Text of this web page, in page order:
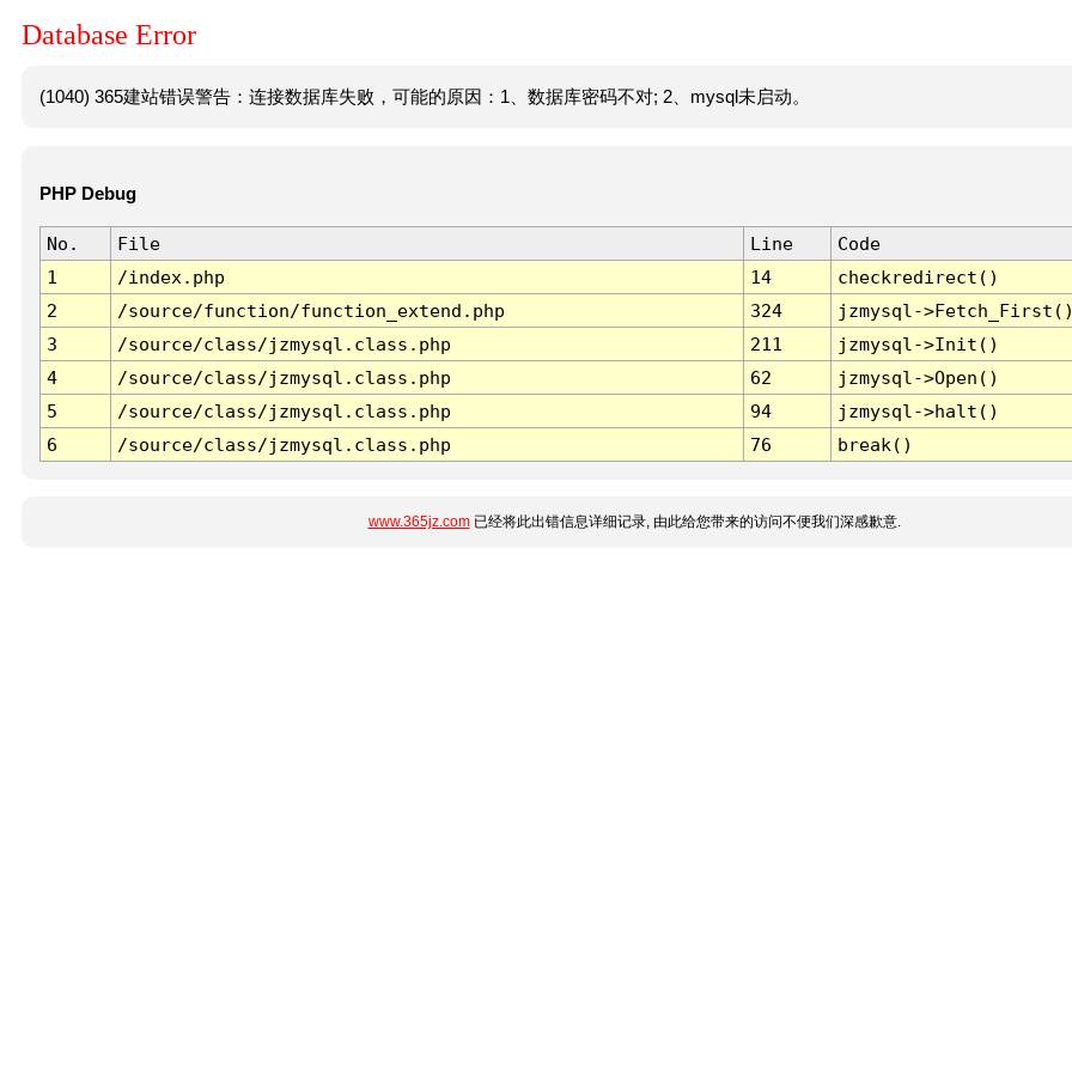
Database Error
(1040) 365建站错误警告：连接数据库失败，可能的原因：1、数据库密码不对; 2、mysql未启动。
PHP Debug
No. File Line
Code
1
/index.php 14
checkredirect()
2
/source/function/function_extend.php 324
jzmysql-
3
/source/class/jzmysql.class.php 211
jzmysql->Init()
4
/source/class/jzmysql.class.php 62
jzmysql->Open()
5
/source/class/jzmysql.class.php 94
jzmysql->halt()
6
/source/class/jzmysql.class.php 76 break()
www.365jz.com已经将此出错信息详细记录, 由此给您带来的访问不便我们深感歉意.